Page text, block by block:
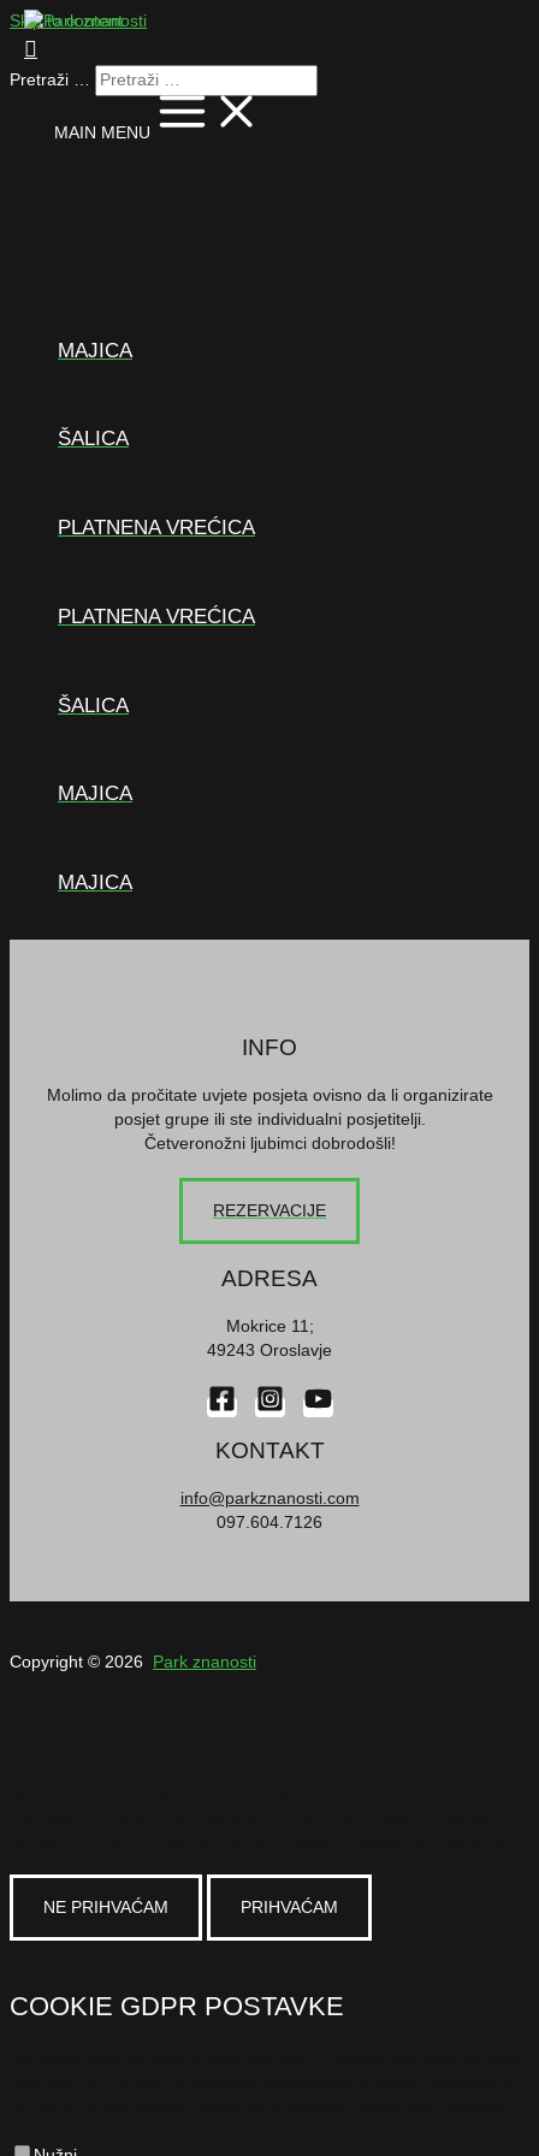
Skip to content
Pretraži …
MAIN MENU
MAJICA
ŠALICA
PLATNENA VREĆICA
PLATNENA VREĆICA
ŠALICA
MAJICA
MAJICA
INFO
Molimo da pročitate uvjete posjeta ovisno da li organizirate
posjet grupe ili ste individualni posjetitelji.
Četveronožni ljubimci dobrodošli!
REZERVACIJE
ADRESA
Mokrice 11;
49243 Oroslavje
KONTAKT
info@parkznanosti.com
097.604.7126
Copyright © 2026 Park znanosti
NE PRIHVAĆAM PRIHVAĆAM
COOKIE GDPR POSTAVKE